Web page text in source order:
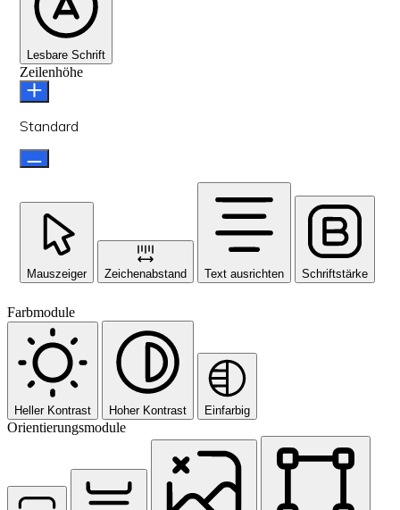
Lesbare Schrift
Zeilenhöhe
Standard
Mauszeiger Zeichenabstand Text ausrichten Schriftstärke
Farbmodule
Heller Kontrast Hoher Kontrast Einfarbig
Orientierungsmodule